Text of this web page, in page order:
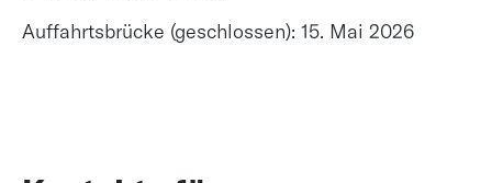
Auffahrtsbrücke (geschlossen): 15. Mai 2026